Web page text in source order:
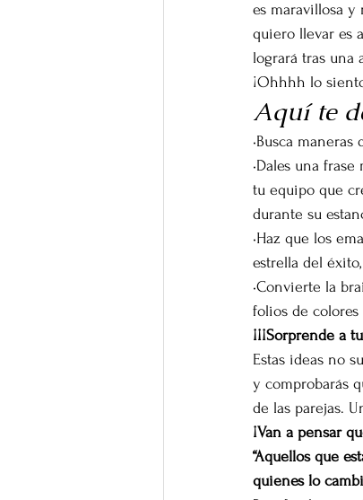
es maravillosa y
quiero llevar es
logrará tras una
¡Ohhhh lo
Aquí te
•Busca
•Dales una
tu equipo que
durante su
•Haz que los
estrella del
•Convierte la
folios de
¡¡¡Sorprende a
Estas ideas no
y comprobarás
de las parejas.
¡Van a pensar
“Aquellos que
quienes lo